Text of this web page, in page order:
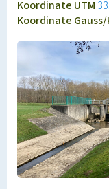
Koordinate UTM
Koordinate